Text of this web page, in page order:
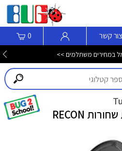
צור קשר 0
במחירים משתלמים >>
אוזניות גיימינג חוטיות שחורות RECON